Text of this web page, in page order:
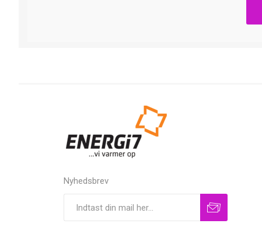
Nyhedsbrev